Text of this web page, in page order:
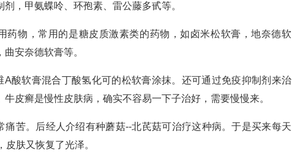
，甲氨蝶呤、环孢素、雷公藤多甙等。
药物，常用的是糖皮质激素类的药物，如卤米松软膏，地奈德软
安奈德软膏等。
酸软膏混合丁酸氢化可的松软膏涂抹。还可通过免疫抑制剂来治
皮癣是慢性皮肤病，确实不容易一下子治好，需要慢慢来。
苦。后经人介绍有种蘑菇--北芪菇可治疗这种病。于是买来每天
肤又恢复了光泽。